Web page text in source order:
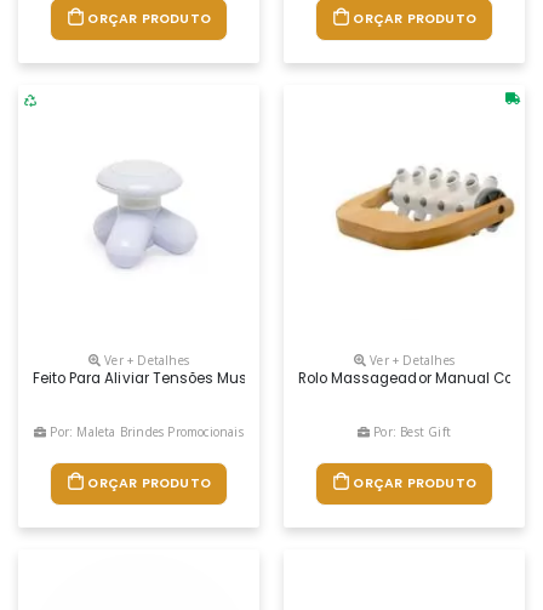
ORÇAR PRODUTO ORÇAR PRODUTO
Ver + Detalhes
Feito Para Aliviar Tensões Musculares, Nosso Massageador É Bastante
Por: Maleta Brindes Promocionais
ORÇAR PRODUTO
Ver + Detalhes
Rolo Massageador Manual Com
Por: Best Gift
ORÇAR PRODUTO